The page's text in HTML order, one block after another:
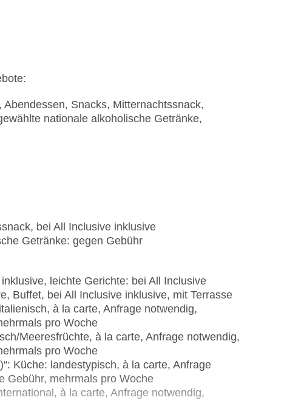
Snacks, Mitternachtssnack,
nationale alkoholische Getränke,
bei All Inclusive inklusive
Getränke: gegen Gebühr
leichte Gerichte: bei All Inclusive
Buffet, bei All Inclusive inklusive, mit Terrasse
à la carte, Anfrage notwendig,
pro Woche
Meeresfrüchte, à la carte, Anfrage notwendig,
pro Woche
Küche: landestypisch, à la carte, Anfrage
Gebühr, mehrmals pro Woche
à la carte, Anfrage notwendig,